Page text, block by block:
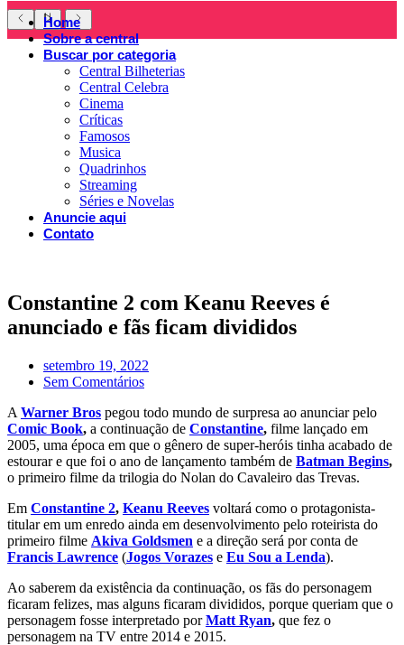
Home
Sobre a central
Buscar por categoria
Central Bilheterias
Central Celebra
Cinema
Críticas
Famosos
Musica
Quadrinhos
Streaming
Séries e Novelas
Anuncie aqui
Contato
Constantine 2 com Keanu Reeves é
anunciado e fãs ficam divididos
setembro 19, 2022
Sem Comentários
A Warner Bros pegou todo mundo de surpresa ao anunciar pelo
Comic Book, a continuação de Constantine, filme lançado em
2005, uma época em que o gênero de super-heróis tinha acabado de
estourar e que foi o ano de lançamento também de Batman Begins,
o primeiro filme da trilogia do Nolan do Cavaleiro das Trevas.
Em Constantine 2, Keanu Reeves voltará como o protagonista-
titular em um enredo ainda em desenvolvimento pelo roteirista do
primeiro filme Akiva Goldsmen e a direção será por conta de
Francis Lawrence (Jogos Vorazes e Eu Sou a Lenda).
Ao saberem da existência da continuação, os fãs do personagem
ficaram felizes, mas alguns ficaram divididos, porque queriam que o
personagem fosse interpretado porMatt Ryan, que fez o
personagem na TV entre 2014 e 2015.